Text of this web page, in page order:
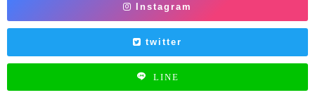
Instagram
twitter
LINE